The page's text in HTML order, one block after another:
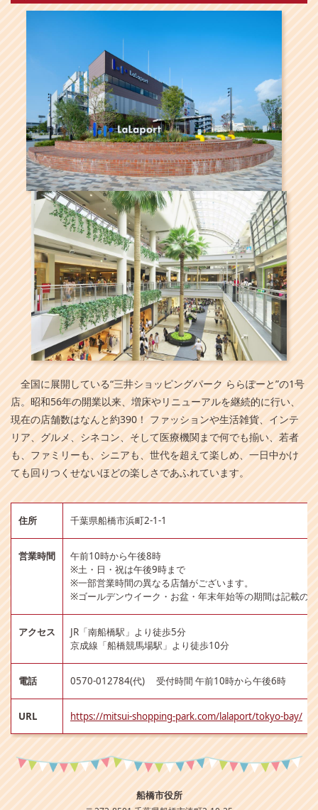
全国に展開している“三井ショッピングパーク ららぽーと”の1号
店。昭和56年の開業以来、増床やリニューアルを継続的に行い、
現在の店舗数はなんと約390！ ファッションや生活雑貨、インテ
リア、グルメ、シネコン、そして医療機関まで何でも揃い、若者
も、ファミリーも、シニアも、世代を超えて楽しめ、一日中かけ
ても回りつくせないほどの楽しさであふれています。
住所 千葉県船橋市浜町2-1-1
営業時間
午前10時から午後8時
※土・日・祝は午後9時まで
※一部営業時間の異なる店舗がございます。
※ゴールデンウイーク・お盆・年末年始等の期間は記載の
アクセス
JR「南船橋駅」より徒歩5分
京成線「船橋競馬場駅」より徒歩10分
電話 0570-012784(代) 受付時間 午前10時から午後6時
URL https://mitsui-shopping-park.com/lalaport/tokyo-bay/
船橋市役所